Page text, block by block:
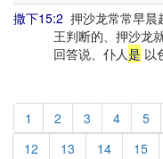
撒下15:2 押沙龙常常早晨
王判断的、押沙龙
回答说、仆人是 以
1 2 3 4 5
12
13 14 15